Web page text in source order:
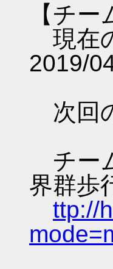
【チ
現在
2019/
次回
チー
界群歩
ttp://